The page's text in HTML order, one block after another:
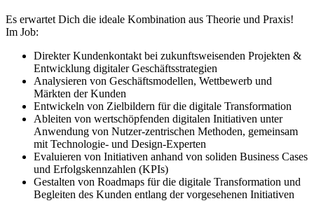
Es erwartet Dich die ideale Kombination aus Theorie und Praxis!
Im Job:
Direkter Kundenkontakt bei zukunftsweisenden Projekten &
Entwicklung digitaler Geschäftsstrategien
Analysieren von Geschäftsmodellen, Wettbewerb und
Märkten der Kunden
Entwickeln von Zielbildern für die digitale Transformation
Ableiten von wertschöpfenden digitalen Initiativen unter
Anwendung von Nutzer-zentrischen Methoden, gemeinsam
mit Technologie- und Design-Experten
Evaluieren von Initiativen anhand von soliden Business Cases
und Erfolgskennzahlen (KPIs)
Gestalten von Roadmaps für die digitale Transformation und
Begleiten des Kunden entlang der vorgesehenen Initiativen